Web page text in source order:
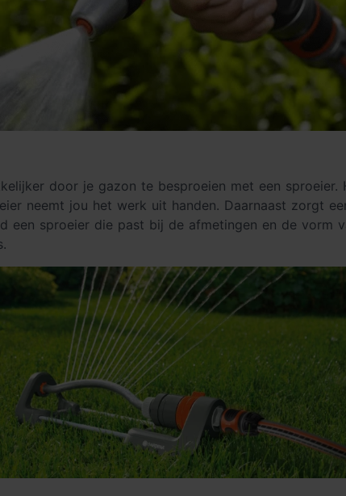
door je gazon te besproeien met een
neemt jou het werk uit handen. Daarnaast zorgt
een sproeier die past bij de afmetingen en de vorm